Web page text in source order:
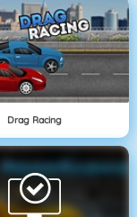
Drag Racing